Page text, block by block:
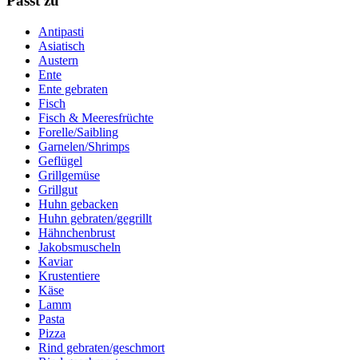
Antipasti
Asiatisch
Austern
Ente
Ente gebraten
Fisch
Fisch & Meeresfrüchte
Forelle/Saibling
Garnelen/Shrimps
Geflügel
Grillgemüse
Grillgut
Huhn gebacken
Huhn gebraten/gegrillt
Hähnchenbrust
Jakobsmuscheln
Kaviar
Krustentiere
Käse
Lamm
Pasta
Pizza
Rind gebraten/geschmort